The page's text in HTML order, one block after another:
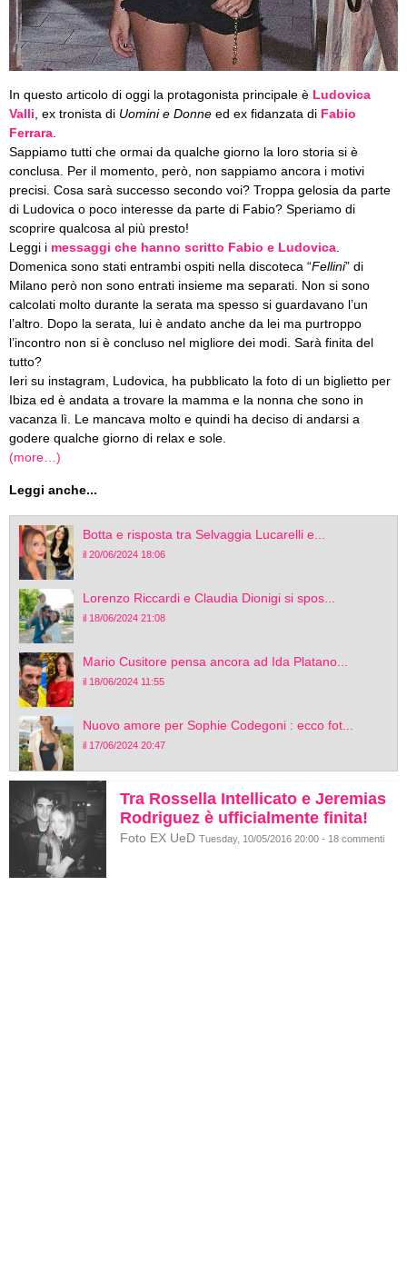
In questo articolo di oggi la protagonista principale è Ludovica
Valli , ex tronista di Uomini e Donne ed ex fidanzata di Fabio
Ferrara
Sappiamo tutti che ormai da qualche giorno la loro storia si è
conclusa. Per il momento, però, non sappiamo ancora i motivi
precisi. Cosa sarà successo secondo voi? Troppa gelosia da parte
di Ludovica o poco interesse da parte di Fabio? Speriamo di
scoprire qualcosa al più presto!
Leggi i messaggi che hanno scritto Fabio e Ludovica
Domenica sono stati entrambi ospiti nella discoteca “Fellini” di
Milano però non sono entrati insieme ma separati. Non si sono
calcolati molto durante la serata ma spesso si guardavano l’un
l’altro. Dopo la serata, lui è andato anche da lei ma purtroppo
l’incontro non si è concluso nel migliore dei modi. Sarà finita del
tutto?
Ieri su instagram, Ludovica, ha pubblicato la foto di un biglietto per
Ibiza ed è andata a trovare la mamma e la nonna che sono in
vacanza lì. Le mancava molto e quindi ha deciso di andarsi a
godere qualche giorno di relax e sole.
(more…)
Leggi anche...
Botta e risposta tra Selvaggia Lucarelli e...
il 20/06/2024 18:06
Lorenzo Riccardi e Claudia Dionigi si spos...
il 18/06/2024 21:08
Mario Cusitore pensa ancora ad Ida Platano...
il 18/06/2024 11:55
Nuovo amore per Sophie Codegoni : ecco fot...
il 17/06/2024 20:47
Tra Rossella Intellicato e Jeremias
Rodriguez è ufficialmente finita!
Foto EX UeD Tuesday, 10/05/2016 20:00 - 18 commenti